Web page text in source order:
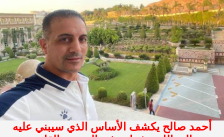
أحمد صالح يكشف الأساس الذي سيبني عليه